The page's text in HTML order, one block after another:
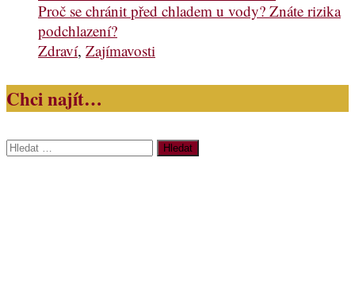
Proč se chránit před chladem u vody? Znáte rizika
podchlazení?
Zdraví, Zajímavosti
Chci najít…
Vyhledávání